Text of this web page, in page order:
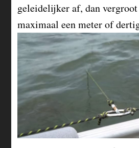
geleidelijker af, dan
maximaal een meter of